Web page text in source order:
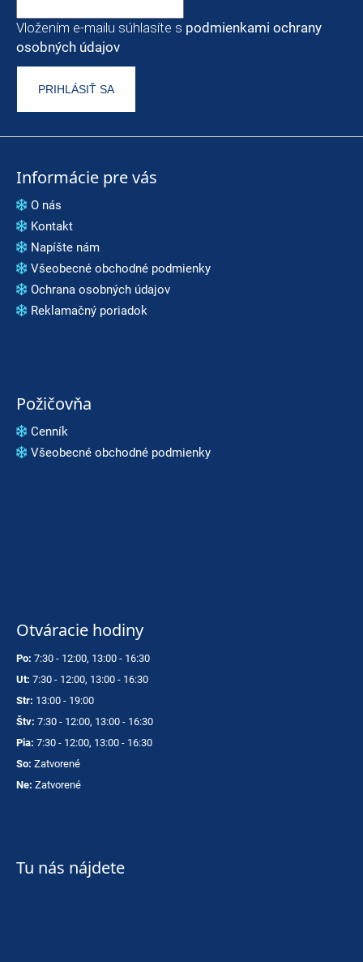
Vložením e-mailu súhlasíte s podmienkami ochrany
osobných údajov
PRIHLÁSIŤ SA
Informácie pre vás
O nás
Kontakt
Napíšte nám
Všeobecné obchodné podmienky
Ochrana osobných údajov
Reklamačný poriadok
Požičovňa
Cenník
Všeobecné obchodné podmienky
Otváracie hodiny
Po: 7:30 - 12:00, 13:00 - 16:30
Ut: 7:30 - 12:00, 13:00 - 16:30
Str: 13:00 - 19:00
Štv: 7:30 - 12:00, 13:00 - 16:30
Pia: 7:30 - 12:00, 13:00 - 16:30
So: Zatvorené
Ne: Zatvorené
Tu nás nájdete